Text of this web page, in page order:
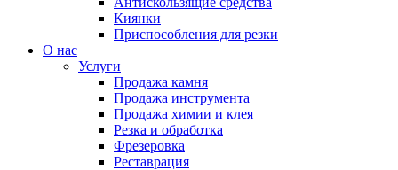
Киянки
Приспособления для резки
О нас
Услуги
Продажа камня
Продажа инструмента
Продажа химии и клея
Резка и обработка
Фрезеровка
Реставрация